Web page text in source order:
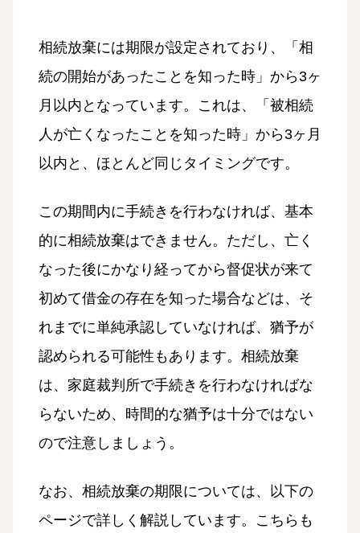
相続放棄には期限が設定されており、「相
続の開始があったことを知った時」から3ヶ
月以内となっています。これは、「被相続
人が亡くなったことを知った時」から3ヶ月
以内と、ほとんど同じタイミングです。
この期間内に手続きを行わなければ、基本
的に相続放棄はできません。ただし、亡く
なった後にかなり経ってから督促状が来て
初めて借金の存在を知った場合などは、そ
れまでに単純承認していなければ、猶予が
認められる可能性もあります。相続放棄
は、家庭裁判所で手続きを行わなければな
らないため、時間的な猶予は十分ではない
ので注意しましょう。
なお、相続放棄の期限については、以下の
ページで詳しく解説しています。こちらも